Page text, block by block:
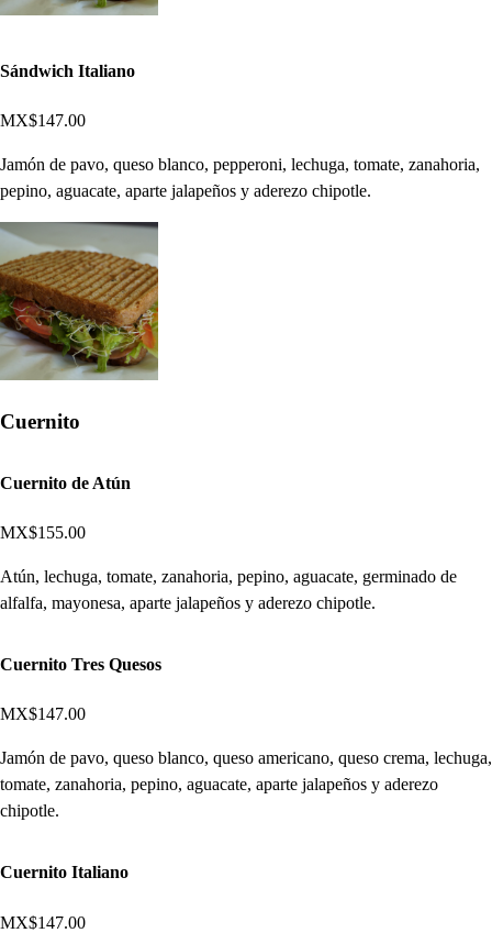
Sándwich Italiano
MX$147.00
Jamón de pavo, queso blanco, pepperoni, lechuga, tomate, zanahoria,
pepino, aguacate, aparte jalapeños y aderezo chipotle.
Cuernito
Cuernito de Atún
MX$155.00
Atún, lechuga, tomate, zanahoria, pepino, aguacate, germinado de
alfalfa, mayonesa, aparte jalapeños y aderezo chipotle.
Cuernito Tres Quesos
MX$147.00
Jamón de pavo, queso blanco, queso americano, queso crema, lechuga,
tomate, zanahoria, pepino, aguacate, aparte jalapeños y aderezo
chipotle.
Cuernito Italiano
MX$147.00